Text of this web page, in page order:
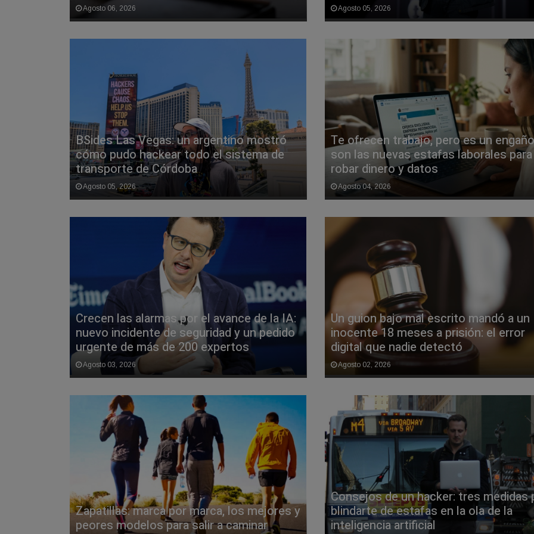
Agosto 06, 2026 Agosto 05, 2026
BSides Las Vegas: un argentino mostró
cómo pudo hackear todo el sistema de
transporte de Córdoba
Agosto 05, 2026
Te ofrecen trabajo, pero es un
son las nuevas estafas laborales para
robar dinero y datos
Agosto 04, 2026
Crecen las alarmas por el avance de la IA:
nuevo incidente de seguridad y un pedido
urgente de más de 200 expertos
Agosto 03, 2026
Un guion bajo mal escrito mandó a un
inocente 18 meses a prisión: el error
digital que nadie detectó
Agosto 02, 2026
Zapatillas: marca por marca, los mejores y
peores modelos para salir a caminar
Consejos de un hacker: tres medidas
blindarte de estafas en la ola de la
inteligencia artificial